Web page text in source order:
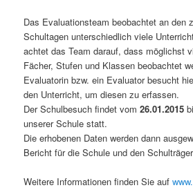
Das Evaluationsteam beobachtet an den
Schultagen unterschiedlich viele
achtet das Team darauf, dass möglichst
Fächer, Stufen und Klassen beobachtet
Evaluatorin bzw. ein Evaluator besucht
den Unterricht, um diesen zu erfassen.
Der Schulbesuch findet vom26.01.2015
unserer Schule statt.
Die erhobenen Daten werden dann
Bericht für die Schule und den
Weitere Informationen finden Sie auf